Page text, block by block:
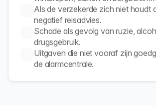
Als de verzekerde zich niet houdt
Schade als gevolg van ruzie,
Uitgaven die niet vooraf zijn